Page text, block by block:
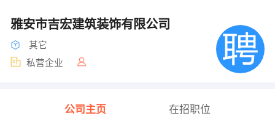
雅安市吉宏建筑装饰有限公司
其它
私营企业
公司主页 在招职位